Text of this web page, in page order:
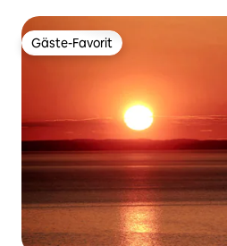
Gäste-Favorit
Gäste-Favorit